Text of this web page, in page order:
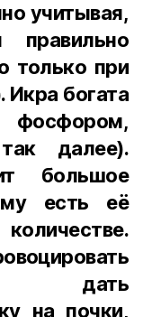
учитывая,
только при
богата
далее).
большое
есть её
дать
на почки,